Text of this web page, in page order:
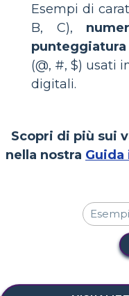
Esempi di
B, C),
punteggiatura
(@, #, $) usati
digitali.
Scopri di più sui
nella nostra